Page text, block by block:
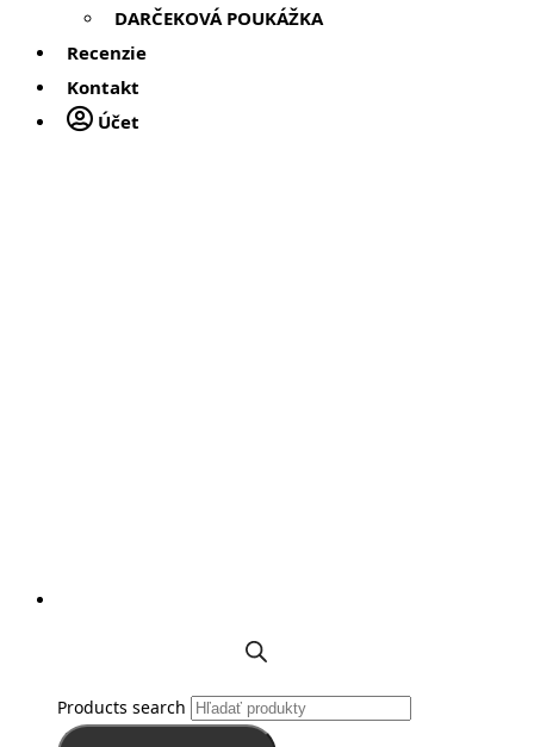
DARČEKOVÁ POUKÁŽKA
Recenzie
Kontakt
Účet
Products search